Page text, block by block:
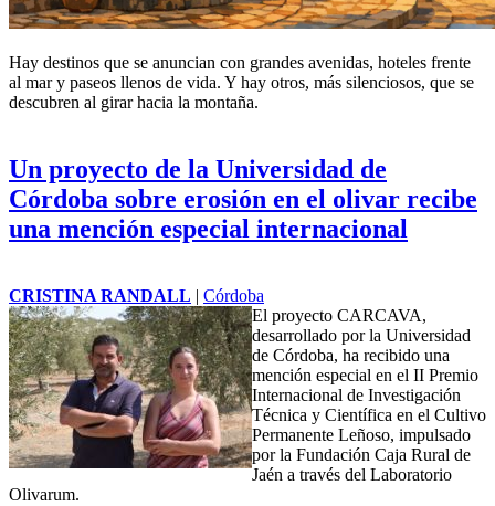
Hay destinos que se anuncian con grandes avenidas, hoteles frente
al mar y paseos llenos de vida. Y hay otros, más silenciosos, que se
descubren al girar hacia la montaña.
Un proyecto de la Universidad de
Córdoba sobre erosión en el olivar recibe
una mención especial internacional
CRISTINA RANDALL | Córdoba
El proyecto CARCAVA,
desarrollado por la Universidad
de Córdoba, ha recibido una
mención especial en el II Premio
Internacional de Investigación
Técnica y Científica en el Cultivo
Permanente Leñoso, impulsado
por la Fundación Caja Rural de
Jaén a través del Laboratorio
Olivarum.